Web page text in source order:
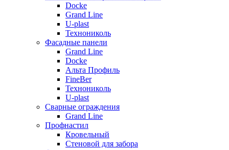
Docke
Grand Line
U-plast
Технониколь
Фасадные панели
Grand Line
Docke
Альта Профиль
FineBer
Технониколь
U-plast
Сварные ограждения
Grand Line
Профнастил
Кровельный
Стеновой для забора